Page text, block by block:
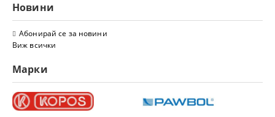
Новини
Абонирай се за новини
Виж всички
Марки